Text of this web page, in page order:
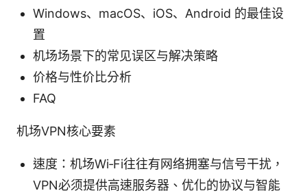
Windows、macOS、iOS、Android 的最佳设
置
机场场景下的常见误区与解决策略
价格与性价比分析
FAQ
机场VPN核心要素
速度：机场Wi‑Fi往往有网络拥塞与信号干扰，
VPN必须提供高速服务器、优化的协议与智能